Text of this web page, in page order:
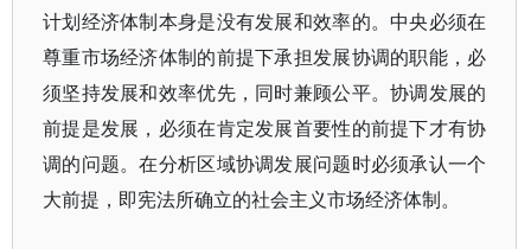
计划经济体制本身是没有发展和效率的。中央必须在
尊重市场经济体制的前提下承担发展协调的职能，必
须坚持发展和效率优先，同时兼顾公平。协调发展的
前提是发展，必须在肯定发展首要性的前提下才有协
调的问题。在分析区域协调发展问题时必须承认一个
大前提，即宪法所确立的社会主义市场经济体制。